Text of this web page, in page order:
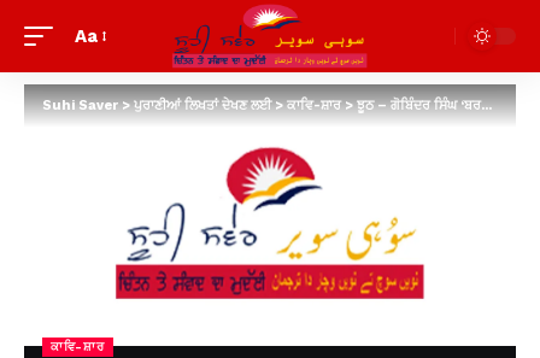
Aa
Suhi Saver>ਪੁਰਾਣੀਆਂ ਲਿਖਤਾਂ ਦੇਖਣ ਲਈ>ਕਾਵਿ-ਸ਼ਾਰ>ਝੂਠ – ਗੋਬਿੰਦਰ ਸਿੰਘ ‘ਬਰੜ੍ਹਵਾਲ’
ਕਾਵਿ-ਸ਼ਾਰ